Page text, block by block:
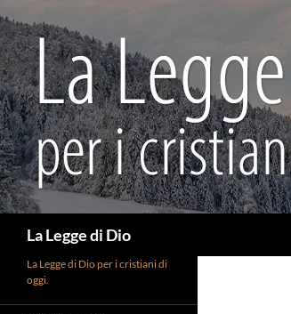
al
contenuto
La Legge di Dio
La Legge di Dio per i cristiani di
oggi.